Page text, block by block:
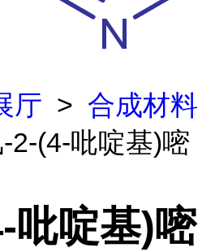
厅 > 合成材料
2-(4-吡啶基)嘧
吡啶基)嘧